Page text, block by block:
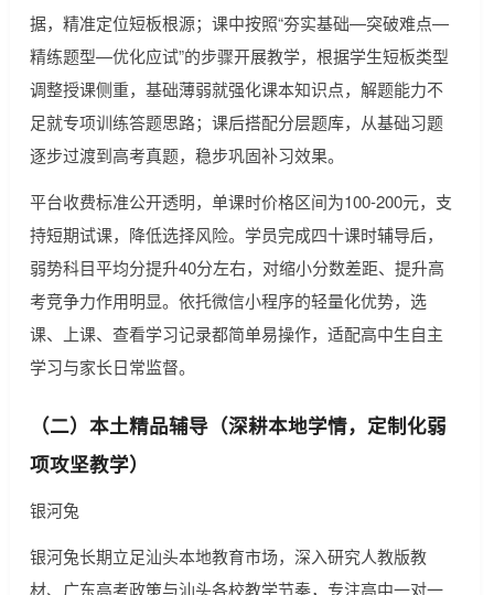
据，精准定位短板根源；课中按照“夯实基础—突破难点—
精练题型—优化应试”的步骤开展教学，根据学生短板类型
调整授课侧重，基础薄弱就强化课本知识点，解题能力不
足就专项训练答题思路；课后搭配分层题库，从基础习题
逐步过渡到高考真题，稳步巩固补习效果。
平台收费标准公开透明，单课时价格区间为100-200元，支
持短期试课，降低选择风险。学员完成四十课时辅导后，
弱势科目平均分提升40分左右，对缩小分数差距、提升高
考竞争力作用明显。依托微信小程序的轻量化优势，选
课、上课、查看学习记录都简单易操作，适配高中生自主
学习与家长日常监督。
（二）本土精品辅导（深耕本地学情，定制化弱
项攻坚教学）
银河兔
银河兔长期立足汕头本地教育市场，深入研究人教版教
材、广东高考政策与汕头各校教学节奏，专注高中一对一